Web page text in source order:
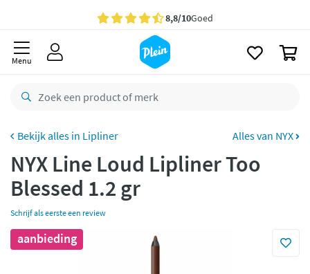
Gratisbezorging vanaf 35,- *
Bestelling uiterlijkzaterdag
Gratisretourneren
Betaal met Klarna
Menu
Lipliner Alles van NYX
NYX Line Loud Lipliner Too
Blessed 1.2 gr
Schrijf als eerste een review
aanbieding